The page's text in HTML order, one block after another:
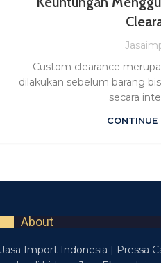
Custom clearance
dilakukan sebelum barang
secara
CONTINUE
About
Jasa Import Indonesia | Pressa